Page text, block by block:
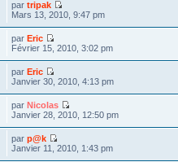
partripak
Mars 13, 2010, 9:47 pm
parEric
Février 15, 2010, 3:02 pm
parEric
Janvier 30, 2010, 4:13 pm
parNicolas
Janvier 28, 2010, 12:50 pm
parp@k
Janvier 11, 2010, 1:43 pm